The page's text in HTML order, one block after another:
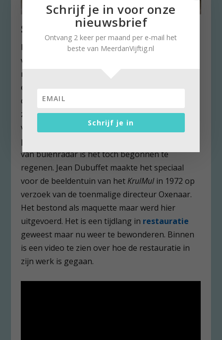
Sluitstuk
Het sluitstuk blijft voor mij het‘Jardin d’email’
van Jean Dubuffet. Het kunstwerk is 20 bij 30
meter en 8 meter hoog in epoxyhars uitgevoerd
en wit geschilderd met dikke zwarte
contourlijnen. Je kunt er in rondlopen. Dat wil
zeggen op een droge dag. Helaas kan ik het
vandaag alleen vanaf een speciaal gebouwd
platformpje bekijken. Want ondanks de belofte
van buienradar is het toch begonnen te
regenen. Jean Dubuffet maakte het speciaal
voor de beeldentuin van het KrulMul in 1972 op
verzoek van de toenmalige directeur Oxenaar.
Het bestond als maquette maar werd hier
uitgevoerd. Het is een tijdlang in restauratie
geweest maar nu weer te bewonderen. Binnen
is een video te zien over hoe de restauratie in
zijn werk is gegaan.
Schrijf je in voor onze
nieuwsbrief
Ontvang 2 keer per maand per e-mail het
beste van MeerdanVijftig.nl
Schrijf je in